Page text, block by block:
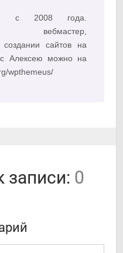
с 2008 года.
вебмастер,
сайтов на
Алексею можно на
wpthemeus/
записи: 0